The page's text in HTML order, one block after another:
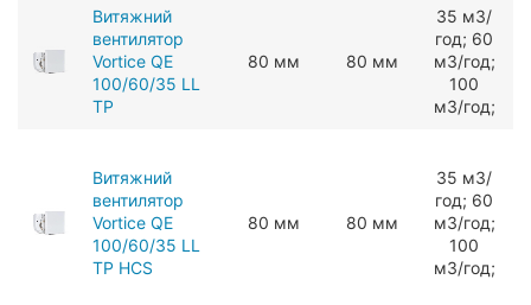
Витяжний
вентилятор
Vortice QE
100/60/35 LL
TP
80 мм 80 мм
З5 мЗ/
год; 60
мЗ/год;
100
мЗ/год;
Витяжний
вентилятор
Vortice QE
100/60/35 LL
TP HCS
80 мм 80 мм
З5 мЗ/
год; 60
мЗ/год;
100
мЗ/год;